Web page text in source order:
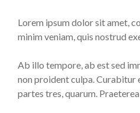
Lorem ipsum dolor sit amet,
minim veniam, quis nostrud
Ab illo tempore, ab est sed
non proident culpa. Curabitur
partes tres, quarum.